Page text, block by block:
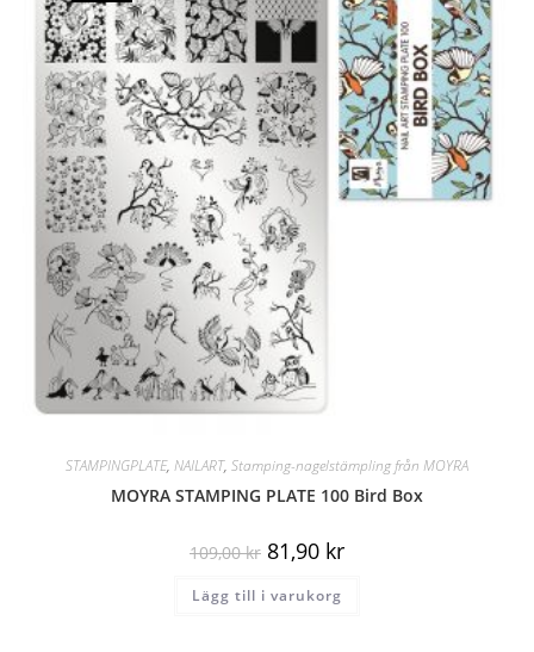
STAMPINGPLATE, NAILART, Stamping-nagelstämpling från MOYRA
MOYRA STAMPING PLATE 100 Bird Box
109,00kr 81,90 kr
Lägg till i varukorg